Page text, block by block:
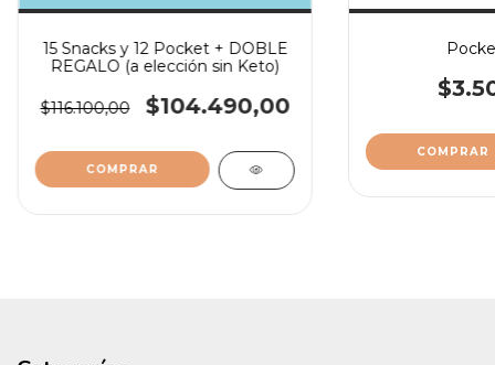
15 Snacks y 12 Pocket + DOBLE
REGALO (a elección sin Keto)
$116.100,00 $104.490,00
COMPRAR